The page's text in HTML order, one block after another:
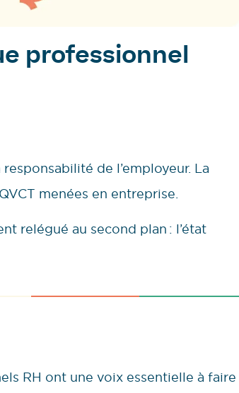
professionnel
de l’employeur. La
menées en entreprise.
relégué au second plan : l’état
RH ont une voix essentielle à faire